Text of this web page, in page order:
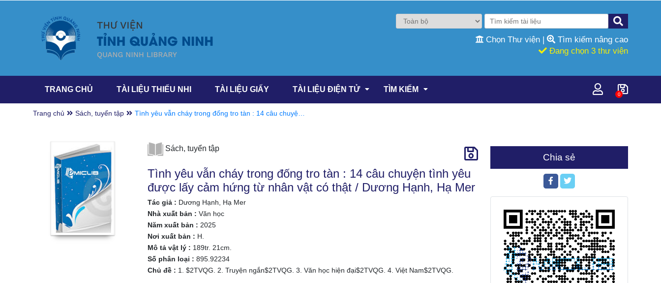
Chọn Thư viện |
Tìm kiếm nâng cao
Đang chọn 3 thư viện
TRANG CHỦ TÀI LIỆU THIẾU NHI TÀI LIỆU GIẤY TÀI LIỆU ĐIỆN TỬ TÌM KIẾM
0
Trang chủ Sách, tuyển tập
Tình yêu vẫn cháy trong đống tro tàn : 14 câu chuyện
Sách, tuyển tập
Tình yêu vẫn cháy trong đống tro tàn : 14 câu chuyện tình yêu
được lấy cảm hứng từ nhân vật có thật / Dương Hạnh, Hạ Mer
Tác giả : Dương Hạnh, Hạ Mer
Nhà xuất bản : Văn học
Năm xuất bản : 2025
Nơi xuất bản : H.
Mô tả vật lý : 189tr. 21cm.
Số phân loại : 895.92234
Chủ đề : 1. $2TVQG. 2. Truyện ngắn$2TVQG. 3. Văn học hiện đại$2TVQG. 4. Việt Nam$2TVQG.
Chia sẻ